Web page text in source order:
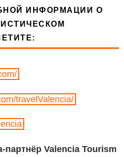
ИНФОРМАЦИИ О
travelValencia/
Valencia Tourism